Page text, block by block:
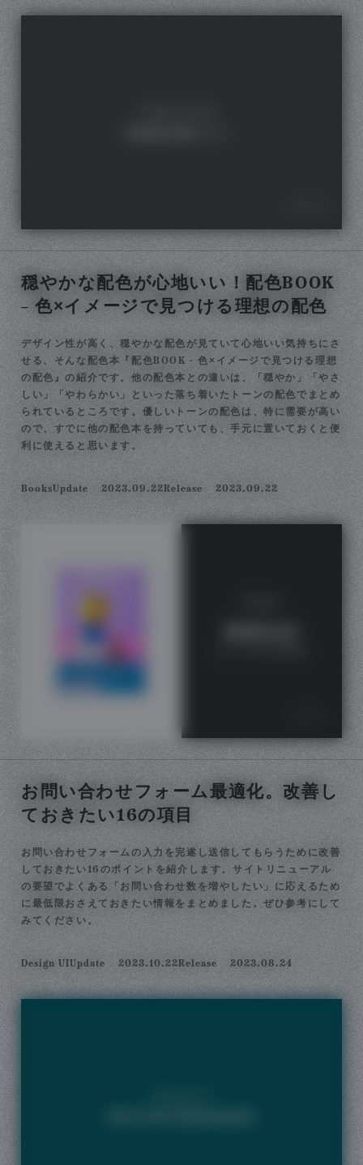
穏やかな配色が心地いい！配色BOOK
– 色×イメージで見つける理想の配色
デザイン性が高く、穏やかな配色が見ていて心地いい気持ちにさ
せる、そんな配色本『配色BOOK - 色×イメージで見つける理想
の配色』の紹介です。他の配色本との違いは、「穏やか」「やさ
しい」「やわらかい」といった落ち着いたトーンの配色でまとめ
られているところです。優しいトーンの配色は、特に需要が高い
ので、すでに他の配色本を持っていても、手元に置いておくと便
利に使えると思います。
BooksUpdate 2023.09.22Release 2023.09.22
お問い合わせフォーム最適化。改善し
ておきたい16の項目
お問い合わせフォームの入力を完遂し送信してもらうために改善
しておきたい16のポイントを紹介します。サイトリニューアル
の要望でよくある「お問い合わせ数を増やしたい」に応えるため
に最低限おさえておきたい情報をまとめました。ぜひ参考にして
みてください。
Design UIUpdate 2023.10.22Release 2023.08.24